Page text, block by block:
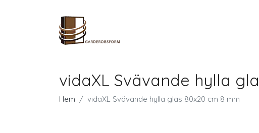
vidaXL Svävande hylla
Hem vidaXL Svävande hylla glas 80x20 cm 8 mm